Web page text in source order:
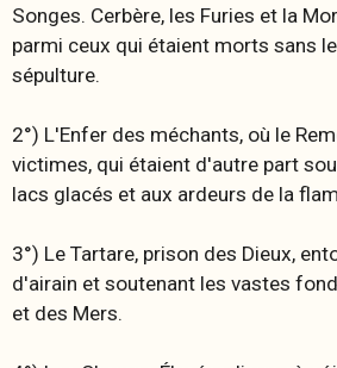
Songes. Cerbère, les Furies et la
parmi ceux qui étaient morts sans
sépulture.
2°) L'Enfer des méchants, où le
victimes, qui étaient d'autre part
lacs glacés et aux ardeurs de la
3°) Le Tartare, prison des Dieux,
d'airain et soutenant les vastes
et des Mers.